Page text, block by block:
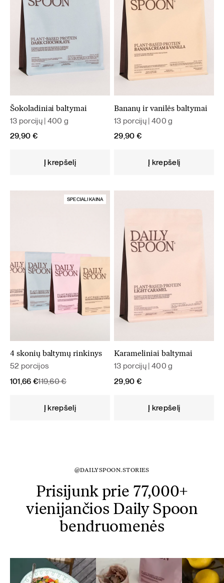
Šokoladiniai baltymai
13 porcijų | 400 g
29,90 €
Į krepšelį
Bananų ir vanilės baltymai
13 porcijų | 400 g
29,90 €
Į krepšelį
SPECIALI KAINA
4 skonių baltymų rinkinys
52 porcijos
119,60€
Original
101,66 €
Current
Į krepšelį
Karameliniai baltymai
13 porcijų | 400 g
29,90 €
Į krepšelį
@DAILYSPOON.STORIES
Prisijunk prie 77,000+
vienijančios Daily Spoon
bendruomenės